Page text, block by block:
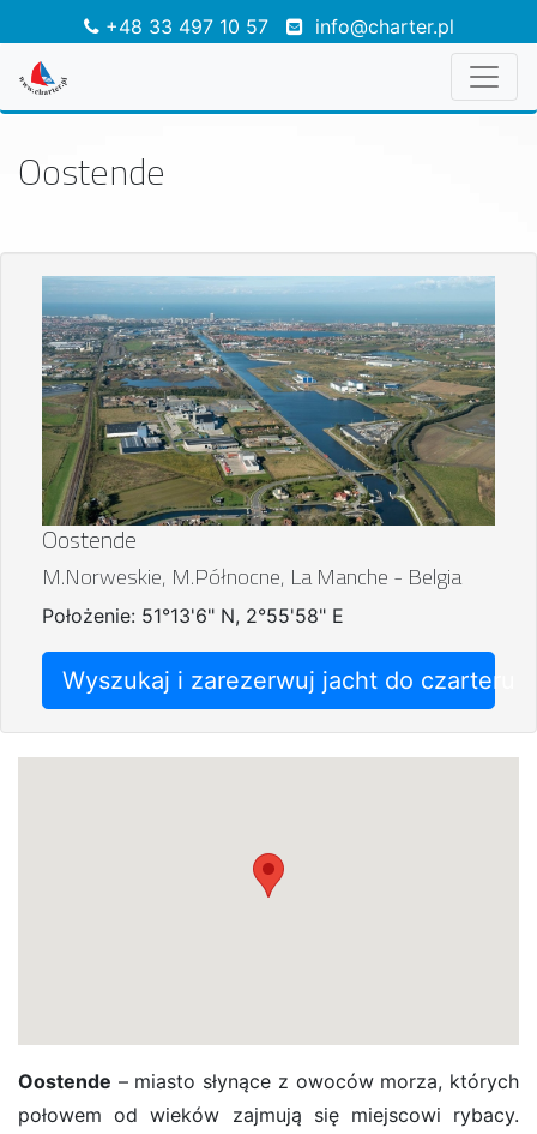
+48 33 497 10 57 info@charter.pl
Oostende
Oostende
M.Norweskie, M.Północne, La Manche - Belgia
Położenie: 51°13'6" N, 2°55'58" E
Wyszukaj i zarezerwuj jacht do czarteru
Oostende – miasto słynące z owoców morza, których
połowem od wieków zajmują się miejscowi rybacy.